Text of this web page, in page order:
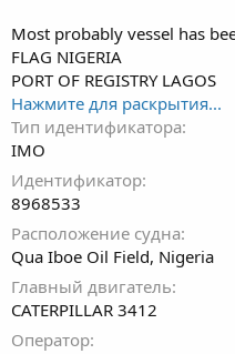
Most probably vessel has
FLAG NIGERIA
PORT OF REGISTRY LAGOS
Нажмите для раскрытия...
Тип идентификатора
IMO
Идентификатор
8968533
Расположение судна
Qua Iboe Oil Field, Nigeria
Главный двигатель
CATERPILLAR 3412
Оператор